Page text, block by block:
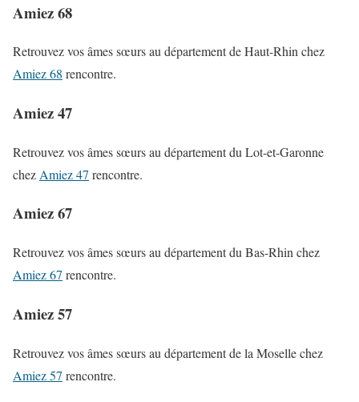
Amiez 68
Retrouvez vos âmes sœurs au département de Haut-Rhin chez
Amiez 68 rencontre.
Amiez 47
Retrouvez vos âmes sœurs au département du Lot-et-Garonne
chez Amiez 47 rencontre.
Amiez 67
Retrouvez vos âmes sœurs au département du Bas-Rhin chez
Amiez 67 rencontre.
Amiez 57
Retrouvez vos âmes sœurs au département de la Moselle chez
Amiez 57 rencontre.